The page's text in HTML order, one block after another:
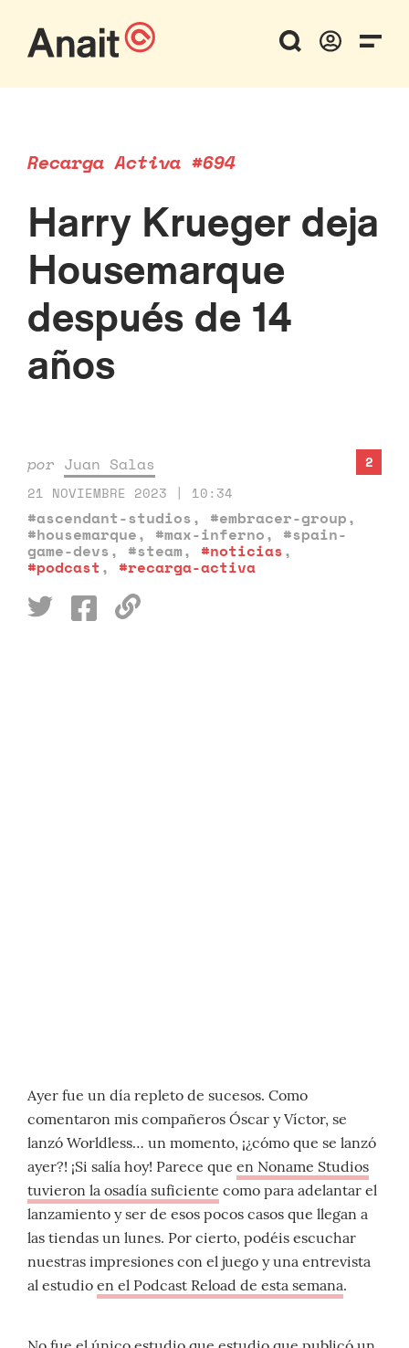
Recarga Activa #694
Harry Krueger deja
Housemarque
después de 14
años
por Juan Salas
21 NOVIEMBRE 2023 | 10:34
#ascendant-studios, #embracer-group,
#housemarque, #max-inferno, #spain-
game-devs, #steam, #noticias,
#podcast, #recarga-activa
2
Ayer fue un día repleto de sucesos. Como
comentaron mis compañeros Óscar y Víctor, se
lanzó Worldless… un momento, ¡¿cómo que se lanzó
ayer?! ¡Si salía hoy! Parece que en Noname Studios
tuvieron la osadía suficiente como para adelantar el
lanzamiento y ser de esos pocos casos que llegan a
las tiendas un lunes. Por cierto, podéis escuchar
nuestras impresiones con el juego y una entrevista
al estudio en el Podcast Reload de esta semana.